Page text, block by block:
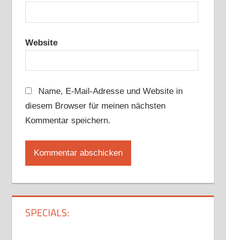
Website
Name, E-Mail-Adresse und Website in
diesem Browser für meinen nächsten
Kommentar speichern.
SPECIALS: